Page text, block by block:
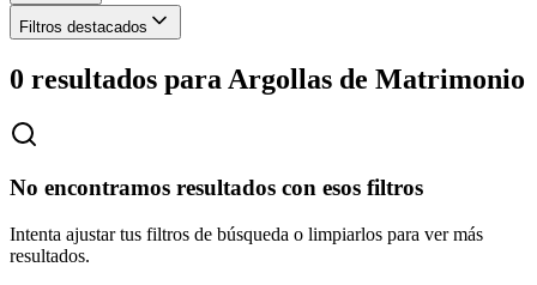
Filtros destacados
0 resultados para Argollas de Matrimonio
No encontramos resultados con esos filtros
Intenta ajustar tus filtros de búsqueda o limpiarlos para ver más
resultados.